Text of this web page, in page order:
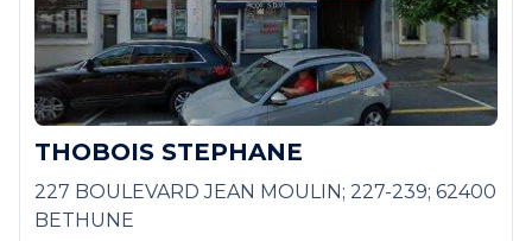
THOBOIS STEPHANE
227 BOULEVARD JEAN MOULIN; 227-239; 62400
BETHUNE